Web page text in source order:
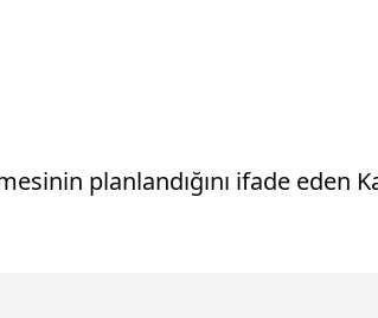
planlandığını ifade eden